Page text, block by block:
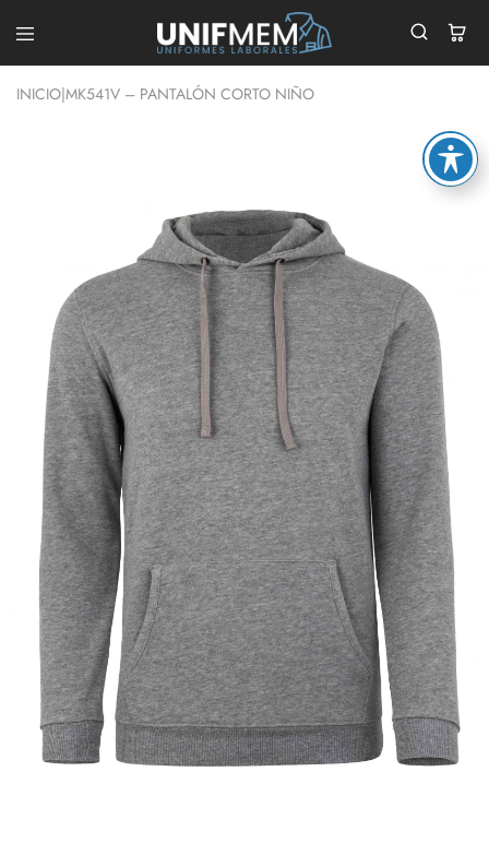
UNIFMEM
Tu
de
INICIO|MK541V – PANTALÓN CORTO NIÑO